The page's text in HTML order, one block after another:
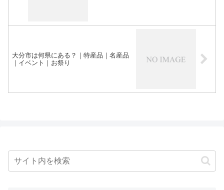
大分市は何県にある？｜特産品｜名産品
｜イベント｜お祭り